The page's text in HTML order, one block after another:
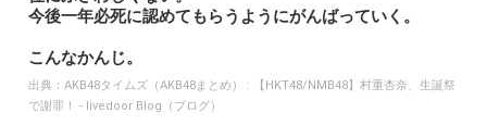
今後一年必死に認めてもらうようにがんばっていく。
こんなかんじ。
出典： AKB48タイムズ（AKB48まとめ） : 【HKT48/NMB48】村重杏奈、生誕祭
で謝罪！ - livedoor Blog（ブログ）